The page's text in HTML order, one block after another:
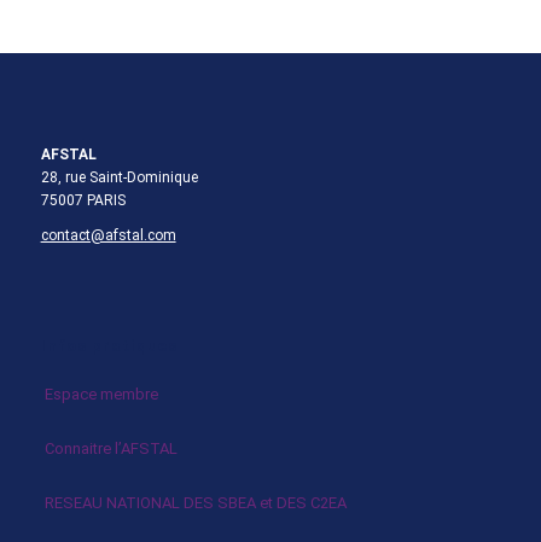
AFSTAL
28, rue Saint-Dominique
75007 PARIS
contact@afstal.com
Espace membre
Connaitre l’AFSTAL
RESEAU NATIONAL DES SBEA et DES C2EA